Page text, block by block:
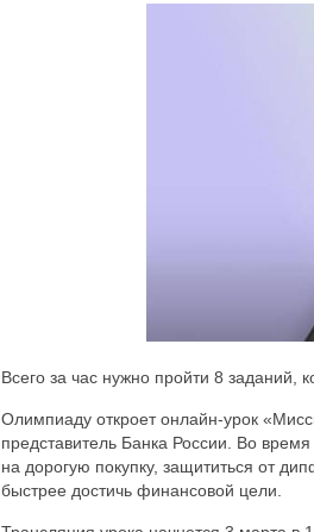
Всего за час нужно пройти 8 заданий,
Олимпиаду откроет онлайн-урок
представитель Банка России. Во время
на дорогую покупку, защититься от
быстрее достичь финансовой цели.